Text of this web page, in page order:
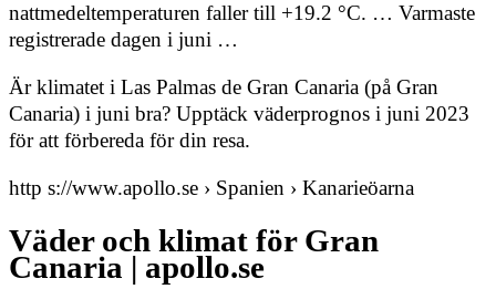
nattmedeltemperaturen faller till +19.2 °C. … Varmaste
registrerade dagen i juni …
Är klimatet i Las Palmas de Gran Canaria (på Gran
Canaria) i juni bra? Upptäck väderprognos i juni 2023
för att förbereda för din resa.
http s://www.apollo.se › Spanien › Kanarieöarna
Väder och klimat för Gran
Canaria | apollo.se